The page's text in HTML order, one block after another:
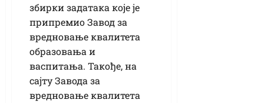
збирки задатака које је
припремио Завод за
вредновање квалитета
образовања и
васпитања. Такође, на
сајту Завода за
вредновање квалитета